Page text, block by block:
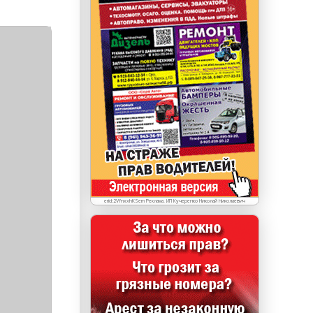
erid: LdtCKJjWj Реклама. ИП Кучеренко Николай
Николаевич
erid:2VfnxxhKSem Реклама. ИП Кучеренко Николай Николаевич